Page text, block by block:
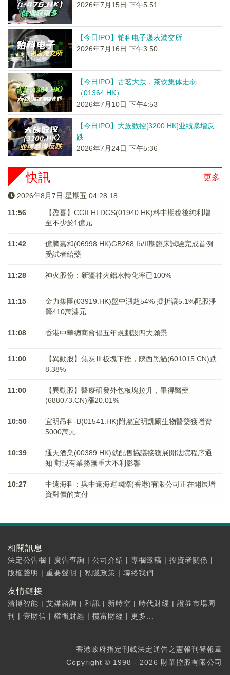
2026年7月15日 下午5:51
【今日IPO】铂科电子递表港交所
2026年7月16日 下午3:50
【今日IPO】古茗大跌，茶饮集体走弱
（01364.HK）
2026年7月10日 下午4:53
【今日IPO】大族数控[3200.HK]业绩暴增反
跌
2026年7月24日 下午5:36
更多
快訊
2026年8月7日 星期五 04:28:18
11:56
【盈喜】CGII HLDGS(01940.HK)料中期稅後純利增
至不少於1億元
11:42
億騰嘉和(06998.HK)GB268 Ib/II期臨床試驗完成首例
受試者給藥
11:28 神火股份：新疆神火鋁水轉化率已100%
11:15
金力集團(03919.HK)盤中漲超54% 擬折讓5.1%配股淨
籌410萬港元
11:08 香港中華總商會倡五年規劃設四大願景
11:00
【異動股】焦炭Ⅲ板塊下挫，陝西黑貓(601015.CN)跌
8.38%
11:00
【異動股】醫療研發外包板塊拉升，畢得醫藥
(688073.CN)漲20.01%
10:50
宜明昂科-B(01541.HK)附屬宜明凱爾生物醫藥獲增資
5000萬元
10:39
通天酒業(00389.HK)就配售協議接獲展開法院程序通
知 對現有業務無重大不利影響
10:27
中遠海科：與中遠海運國際(香港)有限公司正在開展增
資對價的支付
相關訊息
法定公告欄 | 廣告查詢 | 公司介紹 | 專欄邀稿 | 投資者關係 |
版權聲明 | 重要聲明 | 私隱政策 | 聯絡我們
友情鏈接
清博智能 | 艾媒諮詢 | 和訊 | 新時空 | 時代財經 | 證券市場周
刊
| 壹財信 | 權衡財經 | 攬富財經 | 更多...
香港政府指定刊載法定通告之憲報刊登報章
Copyright © 1998 - 2026 財華控股有限公司